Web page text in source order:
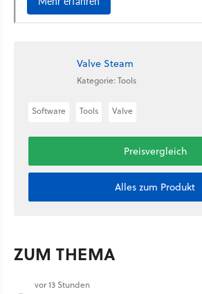
Valve Steam
Kategorie: Tools
Software Tools Valve
Preisvergleich
Alles zum Produkt
ZUM THEMA
vor 13 Stunden